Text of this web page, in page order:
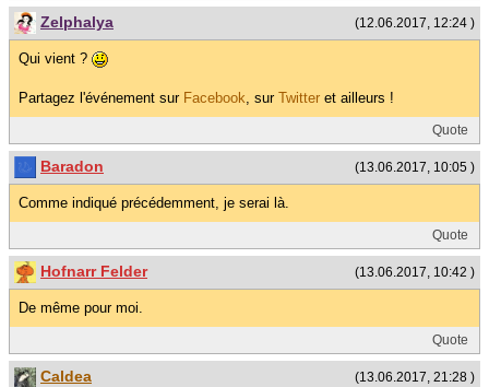
(12.06.2017, 12:24 )
Zelphalya
Qui vient ?
Partagez l'événement sur Facebook , sur Twitter et ailleurs !
Quote
(13.06.2017, 10:05 )
Baradon
Comme indiqué précédemment, je serai là.
Quote
(13.06.2017, 10:42 )
Hofnarr Felder
De même pour moi.
Quote
(13.06.2017, 21:28 )
Caldea